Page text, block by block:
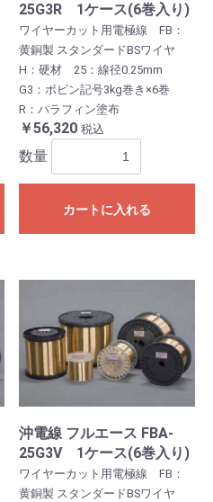
25G3R 1ケース(6巻入り)
ワイヤーカット用電極線 FB：
黄銅製 スタンダードBSワイヤ
H：硬材 25：線径0.25mm
G3：ボビン記号3kg巻き×6巻
R：パラフィン塗布
￥56,320 税込
数量
カートに入れる
沖電線 フルエース FBA-
25G3V 1ケース(6巻入り)
ワイヤーカット用電極線 FB：
黄銅製 スタンダードBSワイヤ